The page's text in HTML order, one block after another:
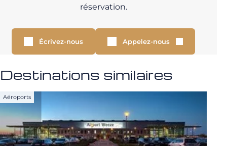
réservation.
Écrivez-nous Appelez-nous
Destinations similaires
Aéroports